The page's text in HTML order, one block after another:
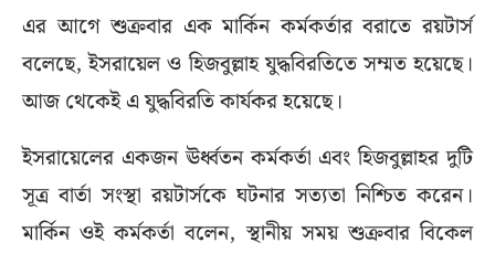
এর আগে শুক্রবার এক মার্কিন কর্মকর্তার বরাতে রয়টার্স
বলেছে, ইসরায়েল ও হিজবুল্লাহ যুদ্ধবিরতিতে সম্মত হয়েছে।
আজ থেকেই এ যুদ্ধবিরতি কার্যকর হয়েছে।
ইসরায়েলের একজন ঊর্ধ্বতন কর্মকর্তা এবং হিজবুল্লাহর দুটি
সূত্র বার্তা সংস্থা রয়টার্সকে ঘটনার সত্যতা নিশ্চিত করেন।
মার্কিন ওই কর্মকর্তা বলেন, স্থানীয় সময় শুক্রবার বিকেল